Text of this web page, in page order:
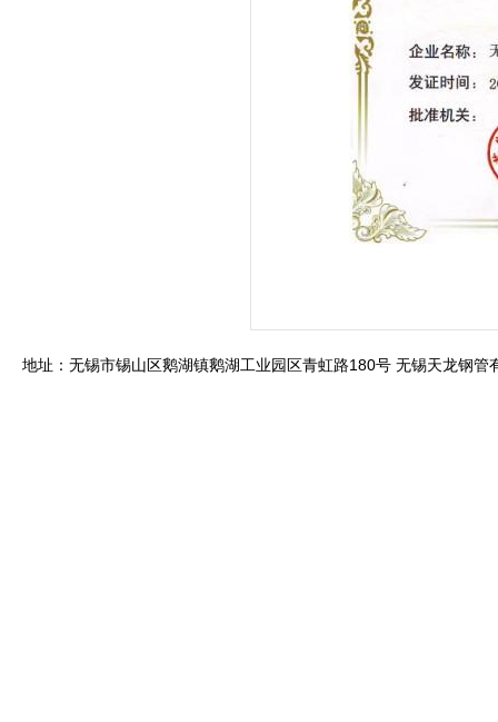
地址：无锡市锡山区鹅湖镇鹅湖工业园区青虹路180号 无锡天龙钢